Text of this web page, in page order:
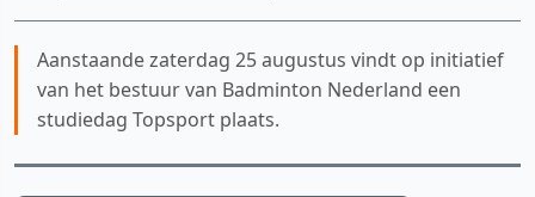
Aanstaande zaterdag 25 augustus vindt op initiatief
van het bestuur van Badminton Nederland een
studiedag Topsport plaats.